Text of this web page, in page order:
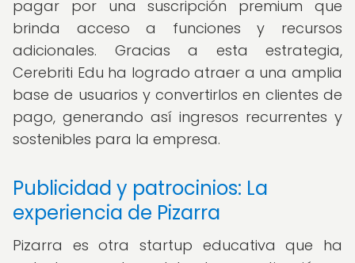
pagar por una suscripción premium que
brinda acceso a funciones y recursos
adicionales. Gracias a esta estrategia,
Cerebriti Edu ha logrado atraer a una amplia
base de usuarios y convertirlos en clientes de
pago, generando así ingresos recurrentes y
sostenibles para la empresa.
Publicidad y patrocinios: La
experiencia de Pizarra
Pizarra es otra startup educativa que ha